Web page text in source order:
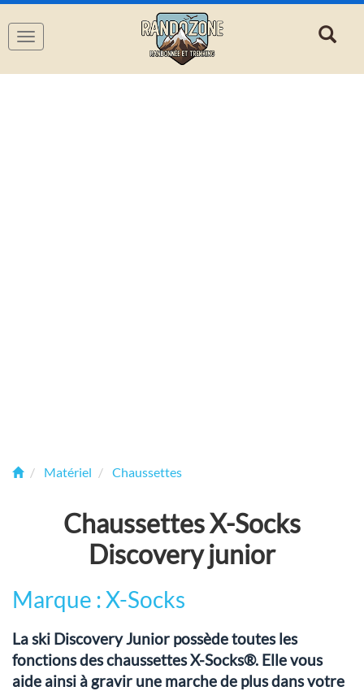
Navigation
Matériel Chaussettes
Chaussettes X-Socks
Discovery junior
Marque : X-Socks
La ski Discovery Junior possède toutes les
fonctions des chaussettes X-Socks®. Elle vous
aide ainsi à gravir une marche de plus dans votre